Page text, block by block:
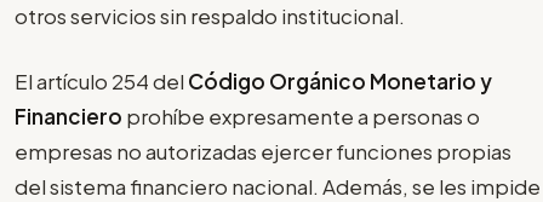
otros servicios sin respaldo institucional.
El artículo 254 del Código Orgánico Monetarioy
Financiero prohíbe expresamente a personas o
empresas no autorizadas ejercer funciones propias
del sistema financiero nacional. Además, se les impide